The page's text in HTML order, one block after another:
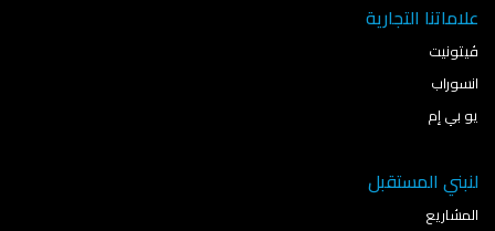
علاماتنا التجارية
ڤيتونيت
انسوراب
يو بي إم
لنبني المستقبل
المشاريع